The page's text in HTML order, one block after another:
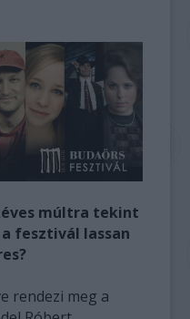
múltra tekint
fesztivál lassan
rendezi meg a